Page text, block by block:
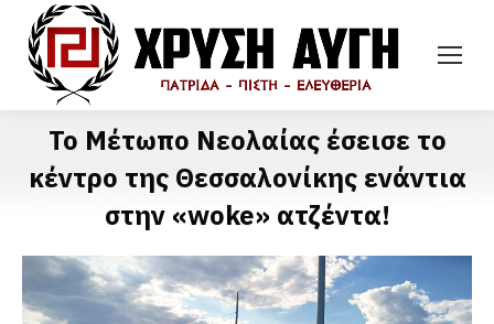
Το Μέτωπο Νεολαίας έσεισε το
κέντρο της Θεσσαλονίκης ενάντια
στην «woke» ατζέντα!